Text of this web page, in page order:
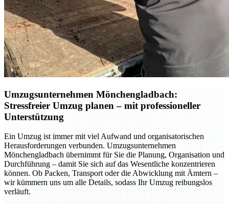
Umzugsunternehmen Mönchengladbach:
Stressfreier Umzug planen – mit professioneller
Unterstützung
Ein Umzug ist immer mit viel Aufwand und organisatorischen
Herausforderungen verbunden. Umzugsunternehmen
Mönchengladbach übernimmt für Sie die Planung, Organisation und
Durchführung – damit Sie sich auf das Wesentliche konzentrieren
können. Ob Packen, Transport oder die Abwicklung mit Ämtern –
wir kümmern uns um alle Details, sodass Ihr Umzug reibungslos
verläuft.